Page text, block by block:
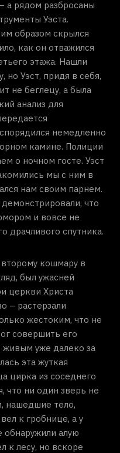
а рядом разбросаны
Уэста.
образом скрылся
как он отважился
этажа. Нашли
но Уэст, придя в себя,
не беглецу, а была
анализ для
немедленно
камине. Полиции
о ночном госте. Уэст
мы с ним в
нам своим парнем.
что
и вовсе не
драчливого спутника.
кошмару в
был ужасней
церкви Христа
– растерзали
жестоким, что не
совершить его
живым уже далеко за
эта жуткая
цирка из соседнего
что ни один зверь не
нашедшие тело,
к гробнице, а у
обнаружили алую
к лесу, но вскоре